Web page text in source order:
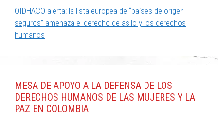
OIDHACO alerta: la lista europea de “países de origen
seguros” amenaza el derecho de asilo y los derechos
humanos
MESA DE APOYO A LA DEFENSA DE LOS
DERECHOS HUMANOS DE LAS MUJERES Y LA
PAZ EN COLOMBIA